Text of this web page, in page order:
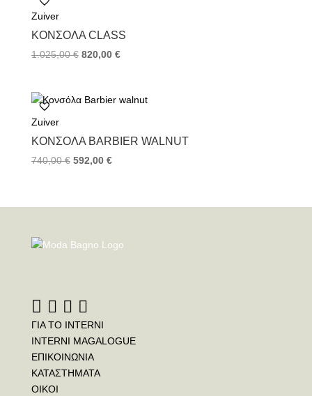
Zuiver
ΚΟΝΣΌΛΑ CLASS
1.025,00€ 820,00 €
Zuiver
ΚΟΝΣΌΛΑ BARBIER WALNUT
740,00€ 592,00 €
ΓΙΑ ΤΟ INTERNI
INTERNI MAGALOGUE
ΕΠΙΚΟΙΝΩΝΙΑ
ΚΑΤΑΣΤΗΜΑΤΑ
ΟΙΚΟΙ